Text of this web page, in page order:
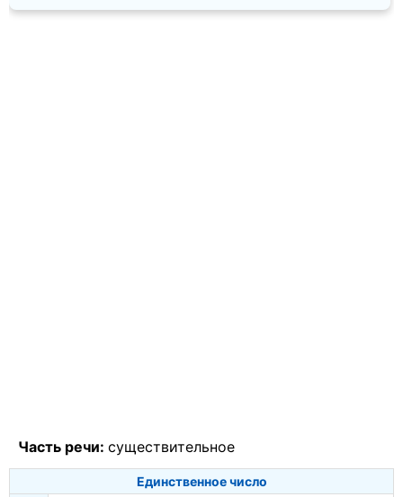
Часть речи: существительное
Единственное число